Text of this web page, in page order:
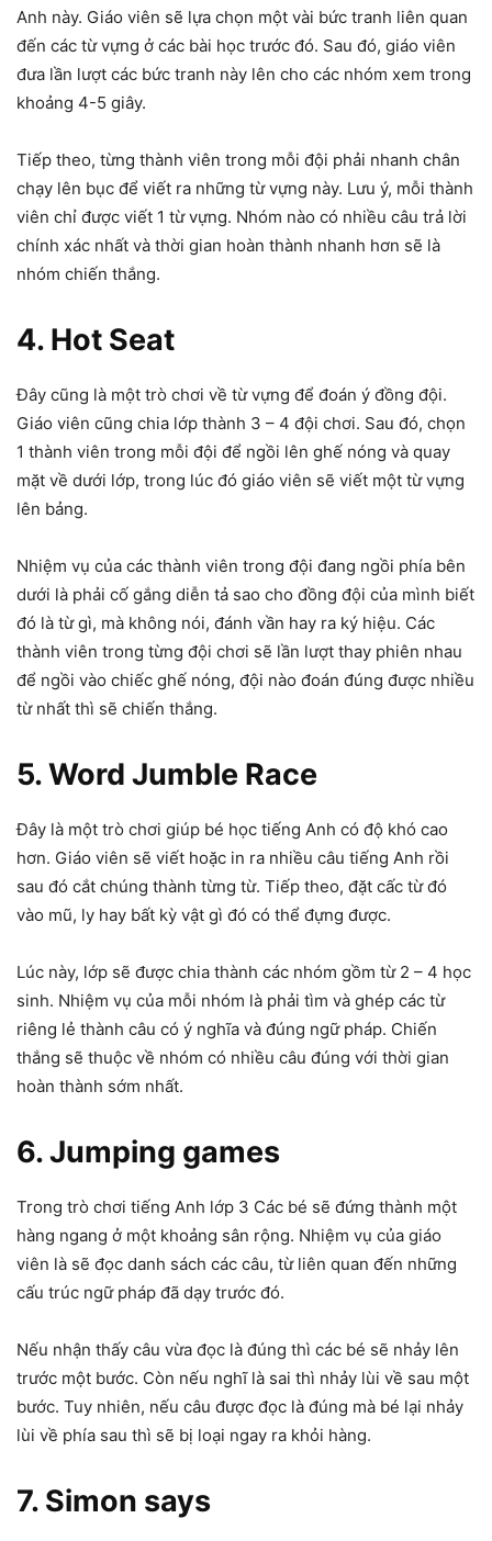
Anh này. Giáo viên sẽ lựa chọn một vài bức tranh liên quan
đến các từ vựng ở các bài học trước đó. Sau đó, giáo viên
đưa lần lượt các bức tranh này lên cho các nhóm xem trong
khoảng 4-5 giây.
Tiếp theo, từng thành viên trong mỗi đội phải nhanh chân
chạy lên bục để viết ra những từ vựng này. Lưu ý, mỗi thành
viên chỉ được viết 1 từ vựng. Nhóm nào có nhiều câu trả lời
chính xác nhất và thời gian hoàn thành nhanh hơn sẽ là
nhóm chiến thắng.
4. Hot Seat
Đây cũng là một trò chơi về từ vựng để đoán ý đồng đội.
Giáo viên cũng chia lớp thành 3 – 4 đội chơi. Sau đó, chọn
1 thành viên trong mỗi đội để ngồi lên ghế nóng và quay
mặt về dưới lớp, trong lúc đó giáo viên sẽ viết một từ vựng
lên bảng.
Nhiệm vụ của các thành viên trong đội đang ngồi phía bên
dưới là phải cố gắng diễn tả sao cho đồng đội của mình biết
đó là từ gì, mà không nói, đánh vần hay ra ký hiệu. Các
thành viên trong từng đội chơi sẽ lần lượt thay phiên nhau
để ngồi vào chiếc ghế nóng, đội nào đoán đúng được nhiều
từ nhất thì sẽ chiến thắng.
5. Word Jumble Race
Đây là một trò chơi giúp bé học tiếng Anh có độ khó cao
hơn. Giáo viên sẽ viết hoặc in ra nhiều câu tiếng Anh rồi
sau đó cắt chúng thành từng từ. Tiếp theo, đặt cấc từ đó
vào mũ, ly hay bất kỳ vật gì đó có thể đựng được.
Lúc này, lớp sẽ được chia thành các nhóm gồm từ 2 – 4 học
sinh. Nhiệm vụ của mỗi nhóm là phải tìm và ghép các từ
riêng lẻ thành câu có ý nghĩa và đúng ngữ pháp. Chiến
thắng sẽ thuộc về nhóm có nhiều câu đúng với thời gian
hoàn thành sớm nhất.
6. Jumping games
Trong trò chơi tiếng Anh lớp 3 Các bé sẽ đứng thành một
hàng ngang ở một khoảng sân rộng. Nhiệm vụ của giáo
viên là sẽ đọc danh sách các câu, từ liên quan đến những
cấu trúc ngữ pháp đã dạy trước đó.
Nếu nhận thấy câu vừa đọc là đúng thì các bé sẽ nhảy lên
trước một bước. Còn nếu nghĩ là sai thì nhảy lùi về sau một
bước. Tuy nhiên, nếu câu được đọc là đúng mà bé lại nhảy
lùi về phía sau thì sẽ bị loại ngay ra khỏi hàng.
7. Simon says